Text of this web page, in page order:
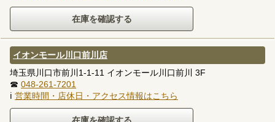
イオンモール川口前川店
埼玉県川口市前川1-1-11 イオンモール川口前川 3F
☎ 048-261-7201
ℹ 営業時間・店休日・アクセス情報はこちら